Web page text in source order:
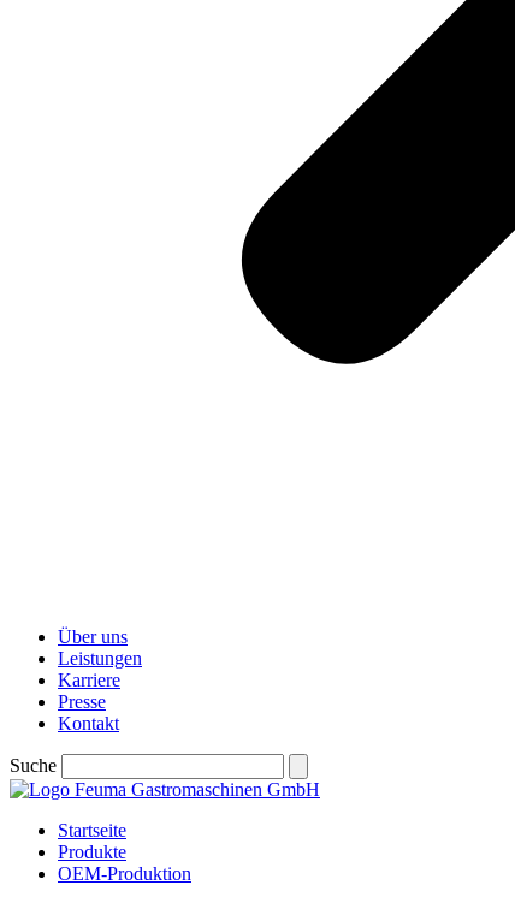
Über uns
Leistungen
Karriere
Presse
Kontakt
Suche
Startseite
Produkte
OEM-Produktion